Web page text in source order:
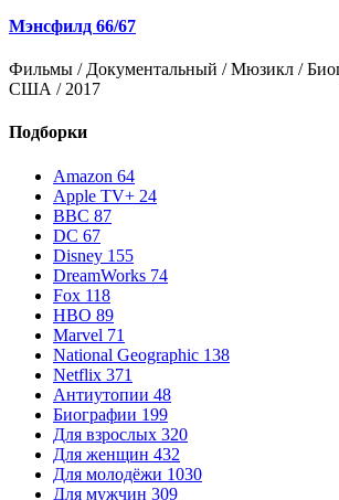
Мэнсфилд 66/67
Фильмы / Документальный / Мюзикл /
США / 2017
Подборки
Amazon 64
Apple TV+ 24
BBC 87
DC 67
Disney 155
DreamWorks 74
Fox 118
HBO 89
Marvel 71
National Geographic 138
Netflix 371
Антиутопии 48
Биографии 199
Для взрослых 320
Для женщин 432
Для молодёжи 1030
Для мужчин 309